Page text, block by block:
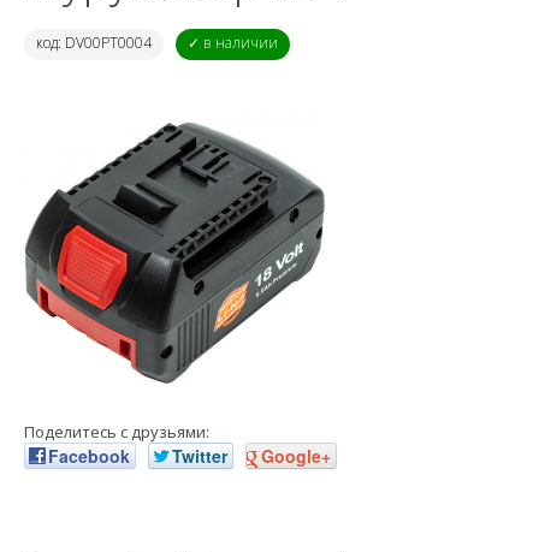
код: DV00PT0004 ✓ в наличии
Поделитесь с друзьями:
Facebook Twitter Google+